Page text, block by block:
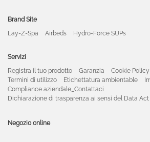
Brand Site
Lay-Z-Spa
Airbeds Hydro-Force SUPs
Servizi
Registra il tuo prodotto
Garanzia Cookie Policy
Termini di utilizzo
Etichettatura ambientable
Compliance aziendale_Contattaci
Dichiarazione di trasparenza ai sensi del Data Act
Negozio online